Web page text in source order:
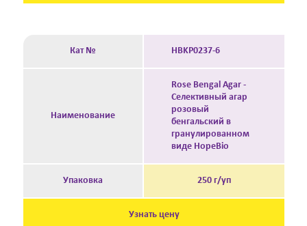
Кат № HBKP0237-6
Наименование
Rose Bengal Agar -
Селективный агар
розовый
бенгальский в
гранулированном
виде HopeBio
Упаковка 250 г/уп
Узнать цену